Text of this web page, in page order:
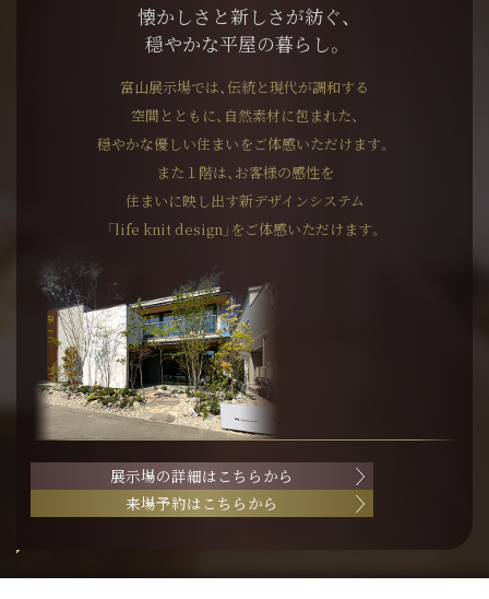
懐かしさと新しさが紡ぐ、
穏やかな平屋の暮らし。
富山展示場では、伝統と現代が調和する
空間とともに、 自然素材に包まれた、
穏やかな優しい住まいをご体感いただけます。
また１階は、お客様の感性を
住まいに映し出す新デザインシステム
「life knit design」をご体感いただけます。
展示場の詳細はこちらから
来場予約はこちらから